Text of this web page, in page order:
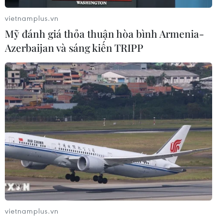
những tán cổ thụ
06/08/2026 04:22
Công viên địa chất Trương
Dịch Đan Hà của Trung Quốc vào
mùa du lịch cao điểm
06/08/2026 04:13
Làng cổ tại Trung Quốc lung
linh trong lễ diễu hành đèn lồng cá
06/08/2026 04:11
Những “tọa độ vàng” nào của Việt
vietnamplus.vn
Mỹ đánh giá thỏa thuận hòa bình Armenia-
Azerbaijan và sáng kiến TRIPP
vietnamplus.vn